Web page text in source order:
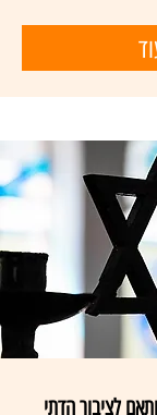
לציבור הדתי